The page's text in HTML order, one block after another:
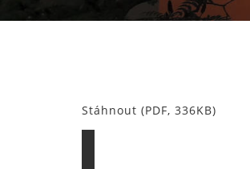
Stáhnout (PDF, 336KB)